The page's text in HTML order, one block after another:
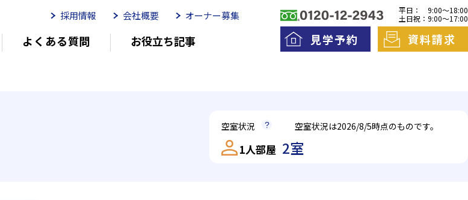
よくある質問 お役立ち記事
介護費用とお金について
採用情報 会社概要 オーナー募集
平日：
土日祝：
9:00～18:00
9:00～17:00
見学予約 資料請求
空室状況 空室状況は2026/8/5時点のものです。
1人部屋 2室